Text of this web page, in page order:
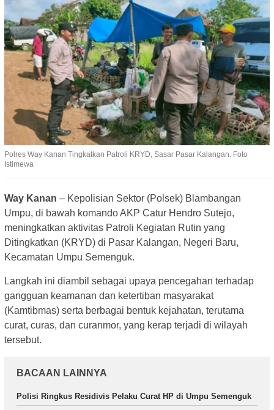
Polres Way Kanan Tingkatkan Patroli KRYD, Sasar Pasar Kalangan. Foto
Istimewa
Way Kanan – Kepolisian Sektor (Polsek) Blambangan
Umpu, di bawah komando AKP Catur Hendro Sutejo,
meningkatkan aktivitas Patroli Kegiatan Rutin yang
Ditingkatkan (KRYD) di Pasar Kalangan, Negeri Baru,
Kecamatan Umpu Semenguk.
Langkah ini diambil sebagai upaya pencegahan terhadap
gangguan keamanan dan ketertiban masyarakat
(Kamtibmas) serta berbagai bentuk kejahatan, terutama
curat, curas, dan curanmor, yang kerap terjadi di wilayah
tersebut.
BACAAN LAINNYA
Polisi Ringkus Residivis Pelaku Curat HP di Umpu Semenguk